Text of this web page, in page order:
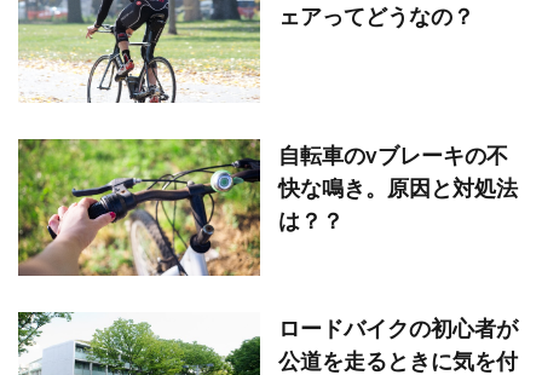
ェアってどうなの？
自転車のvブレーキの不
快な鳴き。原因と対処法
は？？
ロードバイクの初心者が
公道を走るときに気を付